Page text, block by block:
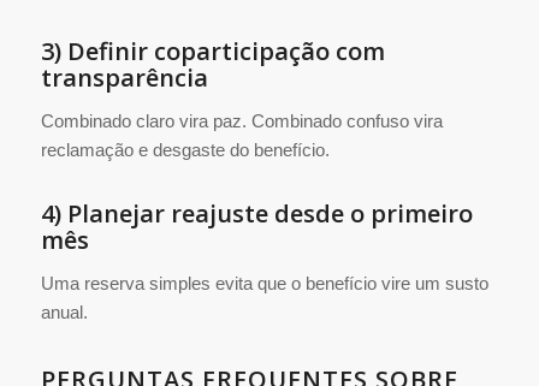
3) Definir coparticipação com
transparência
Combinado claro vira paz. Combinado confuso vira
reclamação e desgaste do benefício.
4) Planejar reajuste desde o primeiro
mês
Uma reserva simples evita que o benefício vire um susto
anual.
PERGUNTAS FREQUENTES SOBRE